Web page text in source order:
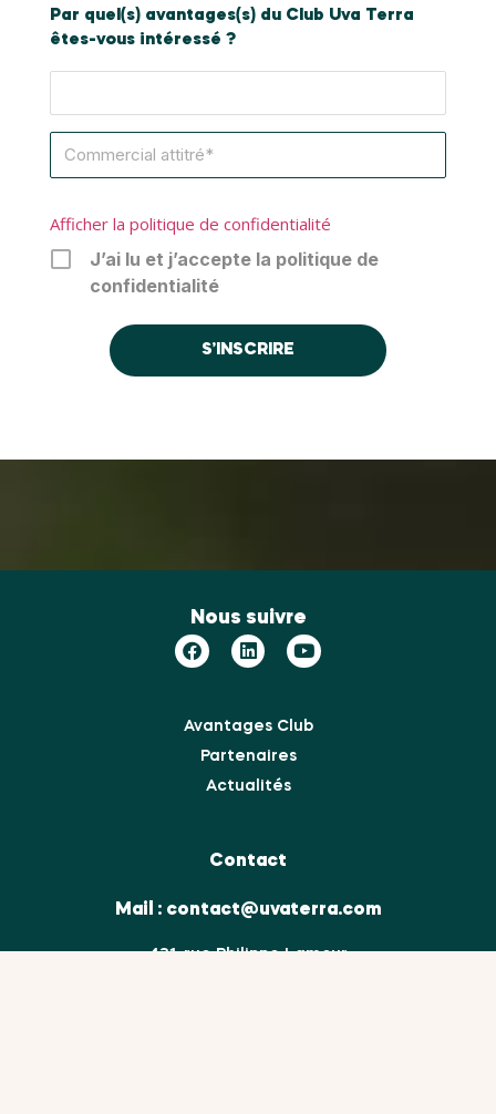
Par quel(s) avantages(s) du Club Uva Terra
êtes-vous intéressé ?
Afficher la politique de confidentialité
J’ai lu et j’accepte la politique de
confidentialité
Nous suivre
Avantages Club
Partenaires
Actualités
Contact
Mail : contact@uvaterra.com
431, rue Philippe Lamour